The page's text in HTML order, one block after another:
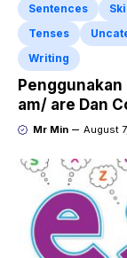
Sentences
Tenses
Writing
am/ are Dan
Kalimat
Simple
Mr Min August